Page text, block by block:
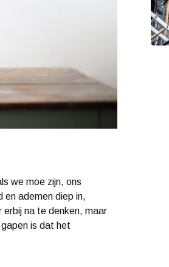
we moe zijn, ons
en ademen diep in,
na te denken, maar
is dat het